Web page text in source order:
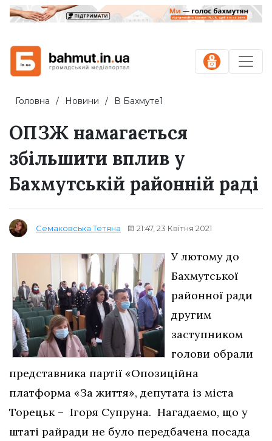
Головна Новини В Бахмуте1
ОПЗЖ намагається
збільшити вплив у
Бахмутській районній раді
Семаковська Тетяна 21:47, 23 Квітня 2021
У лютому до
Бахмутської
районної ради
другим
заступником
голови обрали
представника партії «Опозиційна
платформа «За життя», депутата із міста
Торецьк – Ігоря Супруна. Нагадаємо, що у
штаті райради не було передбачена посада